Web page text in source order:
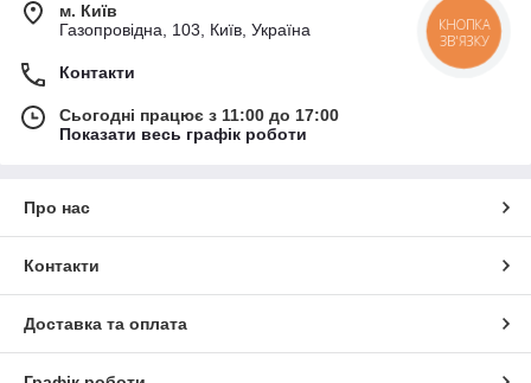
м. Київ
Газопровідна, 103, Київ, Україна
Контакти
Сьогодні працює з 11:00 до 17:00
Показати весь графік роботи
Про нас
Контакти
Доставка та оплата
КНОПКА
ЗВ'ЯЗКУ